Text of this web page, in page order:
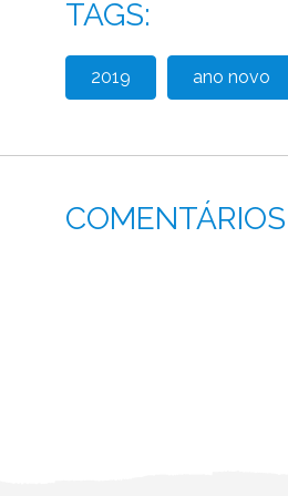
TAGS:
2019 ano novo
COMENTÁRIOS